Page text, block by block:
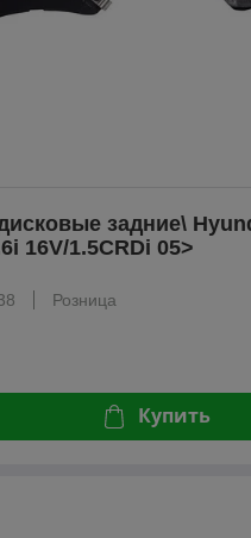
задние\
16V/1.5CRDi 05>
Розница
Купить